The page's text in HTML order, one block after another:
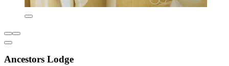
Ancestors Lodge